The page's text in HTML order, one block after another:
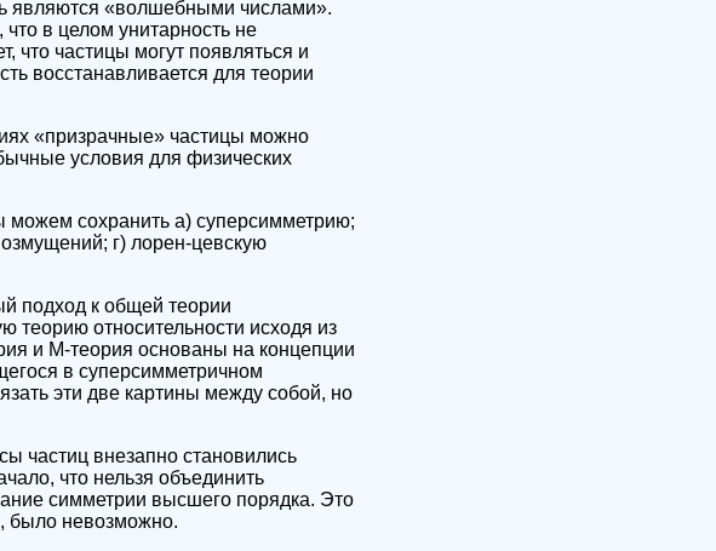
являются «волшебными числами».
в целом унитарность не
что частицы могут появляться и
восстанавливается для теории
«призрачные» частицы можно
условия для физических
сохранить а) суперсимметрию;
г) лорен-цевскую
подход к общей теории
теорию относительности исходя из
и М-теория основаны на концепции
в суперсимметричном
эти две картины между собой, но
частиц внезапно становились
что нельзя объединить
симметрии высшего порядка. Это
было невозможно.